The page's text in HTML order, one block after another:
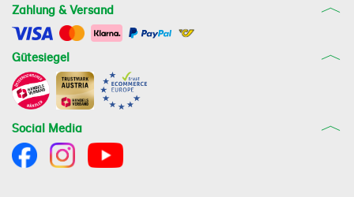
Zahlung & Versand
Gütesiegel
Social Media